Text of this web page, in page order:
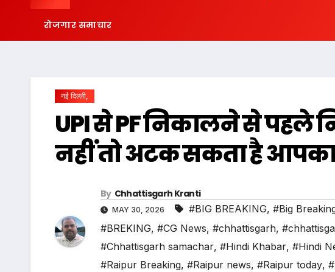
रोजगार समाचार
नई दिल्ली,
UPI से PF निकालने से पहले
नहीं तो अटक सकता है
By Chhattisgarh Kranti
MAY 30, 2026 #BIG BREAKING, #Big
#BREKING, #CG News, #chhattisgarh,
#Chhattisgarh samachar, #Hindi Khabar, #Hindi
#Raipur Breaking, #Raipur news, #Raipur today,